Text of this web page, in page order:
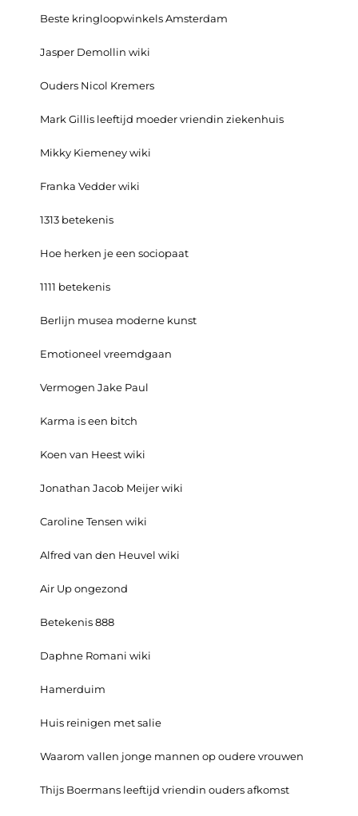
Beste kringloopwinkels Amsterdam
Jasper Demollin wiki
Ouders Nicol Kremers
Mark Gillis leeftijd moeder vriendin ziekenhuis
Mikky Kiemeney wiki
Franka Vedder wiki
1313 betekenis
Hoe herken je een sociopaat
1111 betekenis
Berlijn musea moderne kunst
Emotioneel vreemdgaan
Vermogen Jake Paul
Karma is een bitch
Koen van Heest wiki
Jonathan Jacob Meijer wiki
Caroline Tensen wiki
Alfred van den Heuvel wiki
Air Up ongezond
Betekenis 888
Daphne Romani wiki
Hamerduim
Huis reinigen met salie
Waarom vallen jonge mannen op oudere vrouwen
Thijs Boermans leeftijd vriendin ouders afkomst